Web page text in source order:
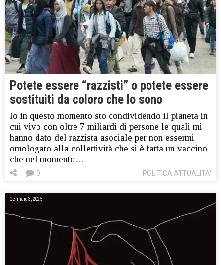
Potete essere “razzisti” o potete essere
sostituiti da coloro che lo sono
Io in questo momento sto condividendo il pianeta in
cui vivo con oltre 7 miliardi di persone le quali mi
hanno dato del razzista asociale per non essermi
omologato alla collettività che si è fatta un vaccino
che nel momento…
POLITICA ATTUALITA'
0
Gennaio 3, 2025